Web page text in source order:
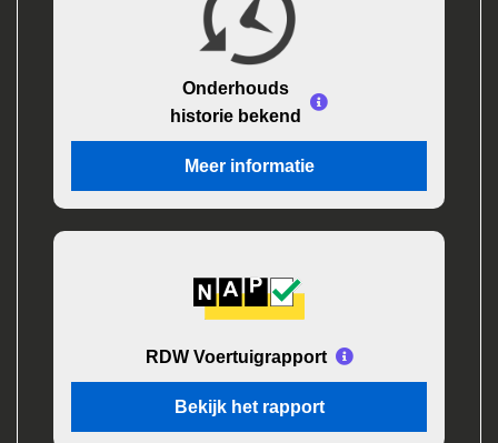
Onderhouds
historie bekend
Meer informatie
RDW Voertuigrapport
Bekijk het rapport